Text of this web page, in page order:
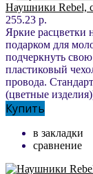
Наушники Rebel,
255.23 р.
Яркие расцветки
подарком для
подчеркнуть
пластиковый
провода.
(цветные
Купить
в закладки
сравнение